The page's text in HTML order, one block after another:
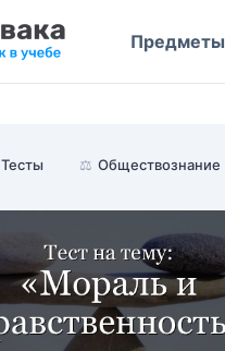
Тесты ⚖️ Обществознание
Предметы